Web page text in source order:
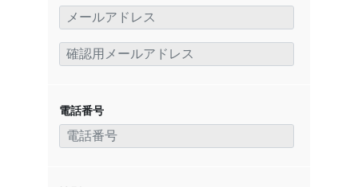
電話番号